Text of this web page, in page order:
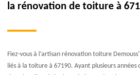
la rénovation de toiture à
Fiez-vous à l’artisan rénovation toiture
liés à la toiture à 67190. Ayant plusieurs années